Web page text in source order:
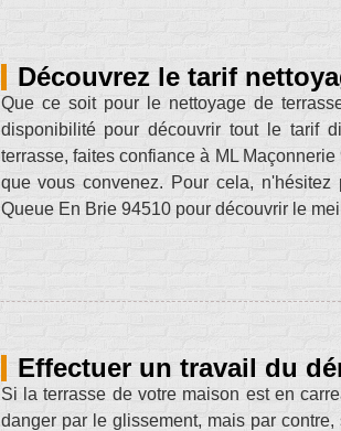
Découvrez le tarif
Que ce soit pour le nettoyage de
disponibilité pour découvrir tout le tarif
terrasse, faites confiance à ML
que vous convenez. Pour cela,
Queue En Brie 94510 pour découvrir le
Effectuer un travail du
Si la terrasse de votre maison est en
danger par le glissement, mais par